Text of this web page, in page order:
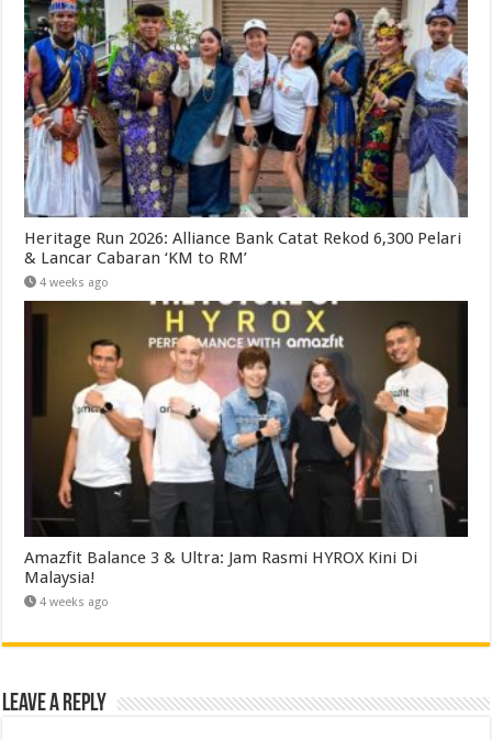
Heritage Run 2026: Alliance Bank Catat Rekod 6,300 Pelari
& Lancar Cabaran ‘KM to RM’
4 weeks ago
Amazfit Balance 3 & Ultra: Jam Rasmi HYROX Kini Di
Malaysia!
4 weeks ago
Leave a Reply